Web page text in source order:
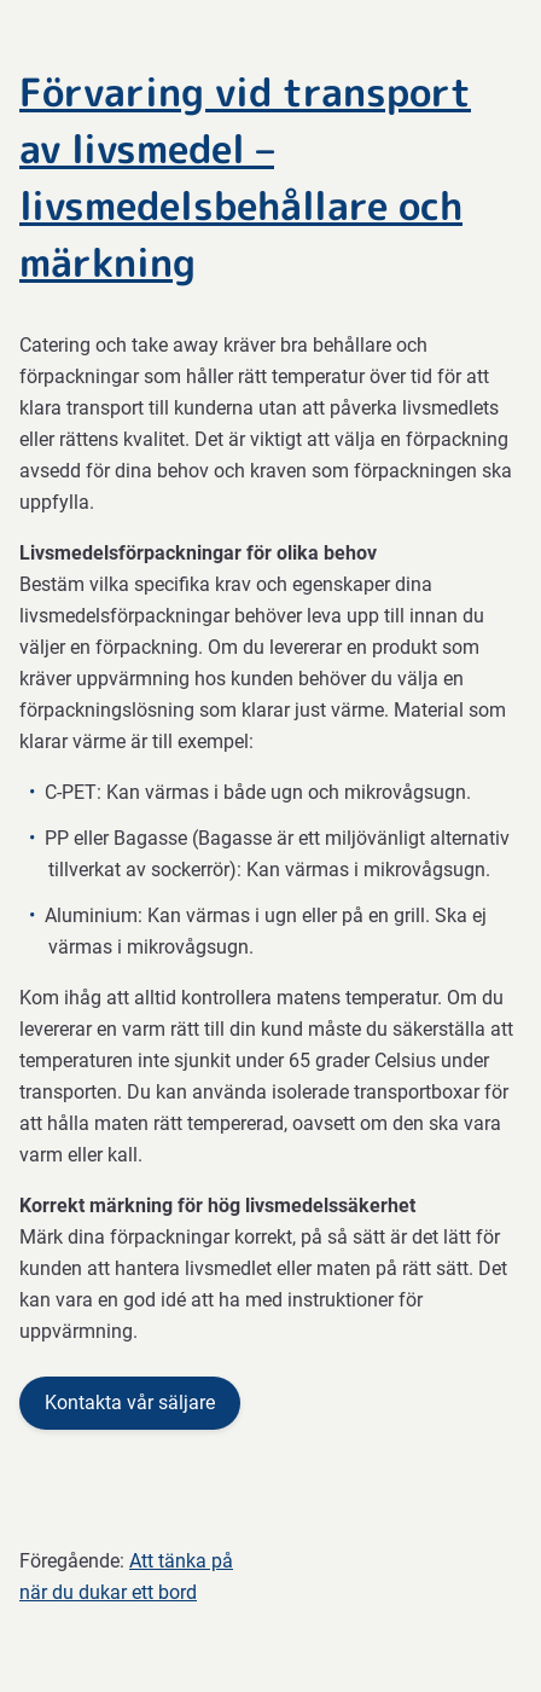
Förvaring vid transport
av livsmedel –
livsmedelsbehållare och
märkning
Catering och take away kräver bra behållare och
förpackningar som håller rätt temperatur över tid för att
klara transport till kunderna utan att påverka livsmedlets
eller rättens kvalitet. Det är viktigt att välja en förpackning
avsedd för dina behov och kraven som förpackningen ska
uppfylla.
Livsmedelsförpackningar för olika behov
Bestäm vilka specifika krav och egenskaper dina
livsmedelsförpackningar behöver leva upp till innan du
väljer en förpackning. Om du levererar en produkt som
kräver uppvärmning hos kunden behöver du välja en
förpackningslösning som klarar just värme. Material som
klarar värme är till exempel:
C-PET: Kan värmas i både ugn och mikrovågsugn.
PP eller Bagasse (Bagasse är ett miljövänligt alternativ
tillverkat av sockerrör): Kan värmas i mikrovågsugn.
Aluminium: Kan värmas i ugn eller på en grill. Ska ej
värmas i mikrovågsugn.
Kom ihåg att alltid kontrollera matens temperatur. Om du
levererar en varm rätt till din kund måste du säkerställa att
temperaturen inte sjunkit under 65 grader Celsius under
transporten. Du kan använda isolerade transportboxar för
att hålla maten rätt tempererad, oavsett om den ska vara
varm eller kall.
Korrekt märkning för hög livsmedelssäkerhet
Märk dina förpackningar korrekt, på så sätt är det lätt för
kunden att hantera livsmedlet eller maten på rätt sätt. Det
kan vara en god idé att ha med instruktioner för
uppvärmning.
Kontakta vår säljare
Föregående: Att tänka på
när du dukar ett bord